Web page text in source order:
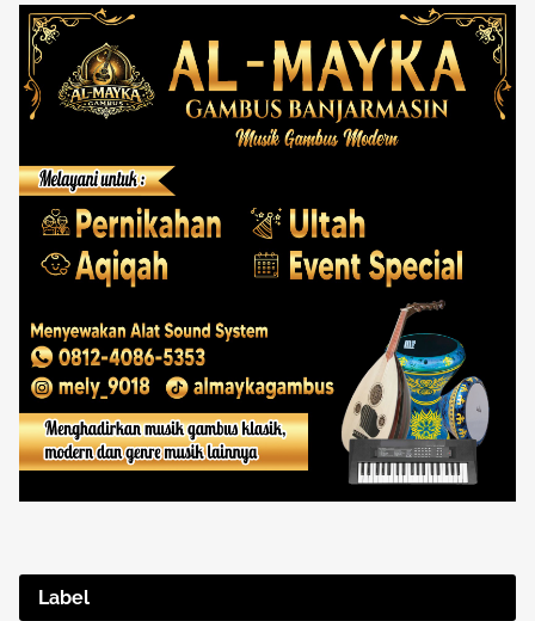
Label